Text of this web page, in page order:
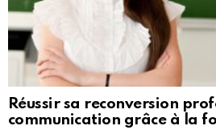
Réussir sa reconversion
communication grâce à la